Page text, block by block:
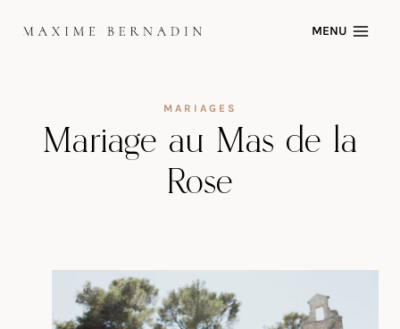
MENU
MARIAGES
Mariage au Mas de la
Rose